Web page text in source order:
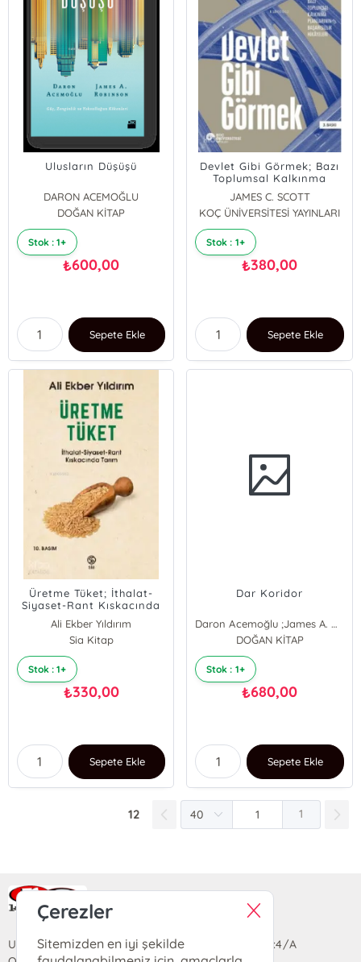
Ulusların Düşüşü
DARON ACEMOĞLU
DOĞAN KİTAP
Stok : 1+
₺600,00
Sepete Ekle
Devlet Gibi Görmek; Bazı
Toplumsal Kalkınma
Planlarının Başarısızlık
Hikayeleri
JAMES C. SCOTT
KOÇ ÜNİVERSİTESİ YAYINLARI
Stok : 1+
₺380,00
Sepete Ekle
Üretme Tüket; İthalat-
Siyaset-Rant Kıskacında
Tarım
Ali Ekber Yıldırım
Sia Kitap
Stok : 1+
₺330,00
Sepete Ekle
Dar Koridor
Daron Acemoğlu ;James A. Robinson
DOĞAN KİTAP
Stok : 1+
₺680,00
Sepete Ekle
12 1
Ra Yayın Kitabevi
Uzun Sokak Saray Çarşısı Lara Sineması Girişi No:4/A
Çerezler
Sitemizden en iyi şekilde